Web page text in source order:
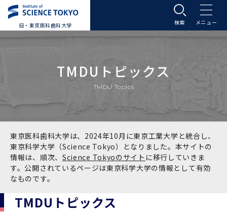
旧・東京医科歯科大学
大学案内トップ
学長メッセージ
基本理念・沿革
基本理念・沿革トップ
東京医科歯科大学の特色
入学案内トップ
大学案内
学部受験生向け「大学案内」（冊子）
学生生活
学生生活トップ
Science Tokyo SPRING (医歯学系)
教育研究組織等
教育研究組織等トップ
大学病院
TMDUトピックス
TMDU Topics
東京医科歯科大学は、2024年10月に東京工業大学と統合し、
東京科学大学（Science Tokyo）となりました。本サイトの
情報は、順次、 Science Tokyoのサイト に移行していきま
す。公開されているページは東京科学大学の情報として有効
なものです。
TMDUトピックス